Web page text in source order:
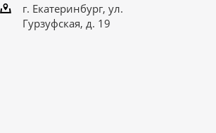
г. Екатеринбург, ул.
Гурзуфская, д. 19